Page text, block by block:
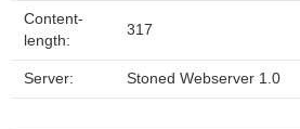
Content-
length:
317
Server: Stoned Webserver 1.0